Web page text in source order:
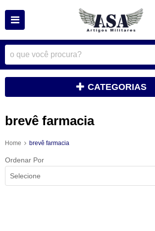
CATEGORIAS
brevê farmacia
Home brevê farmacia
Ordenar Por
Selecione